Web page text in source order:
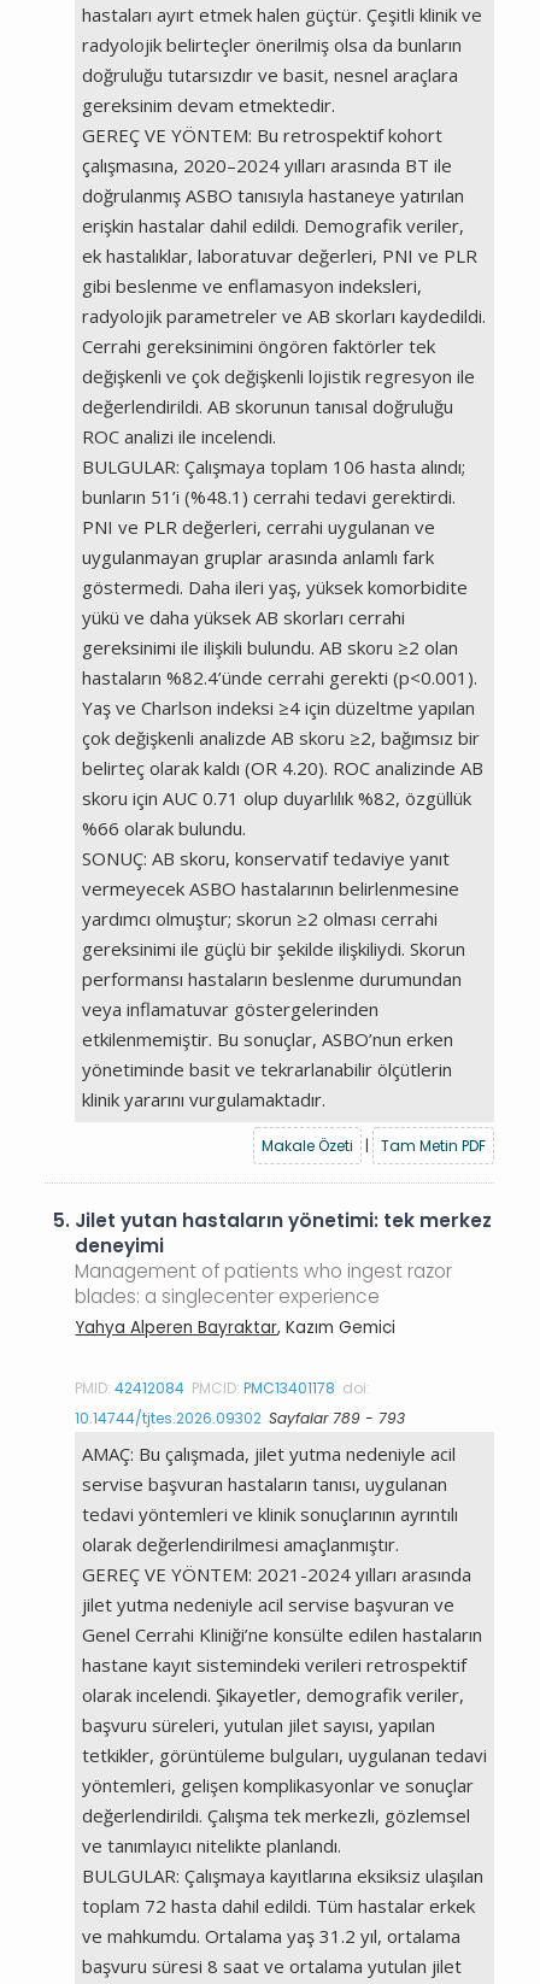
hastaları ayırt etmek halen güçtür. Çeşitli klinik ve
radyolojik belirteçler önerilmiş olsa da bunların
doğruluğu tutarsızdır ve basit, nesnel araçlara
gereksinim devam etmektedir.
GEREÇ VE YÖNTEM: Bu retrospektif kohort
çalışmasına, 2020–2024 yılları arasında BT ile
doğrulanmış ASBO tanısıyla hastaneye yatırılan
erişkin hastalar dahil edildi. Demografik veriler,
ek hastalıklar, laboratuvar değerleri, PNI ve PLR
gibi beslenme ve enflamasyon indeksleri,
radyolojik parametreler ve AB skorları kaydedildi.
Cerrahi gereksinimini öngören faktörler tek
değişkenli ve çok değişkenli lojistik regresyon ile
değerlendirildi. AB skorunun tanısal doğruluğu
ROC analizi ile incelendi.
BULGULAR: Çalışmaya toplam 106 hasta alındı;
bunların 51’i (%48.1) cerrahi tedavi gerektirdi.
PNI ve PLR değerleri, cerrahi uygulanan ve
uygulanmayan gruplar arasında anlamlı fark
göstermedi. Daha ileri yaş, yüksek komorbidite
yükü ve daha yüksek AB skorları cerrahi
gereksinimi ile ilişkili bulundu. AB skoru ≥2 olan
hastaların %82.4’ünde cerrahi gerekti (p<0.001).
Yaş ve Charlson indeksi ≥4 için düzeltme yapılan
çok değişkenli analizde AB skoru ≥2, bağımsız bir
belirteç olarak kaldı (OR 4.20). ROC analizinde AB
skoru için AUC 0.71 olup duyarlılık %82, özgüllük
%66 olarak bulundu.
SONUÇ: AB skoru, konservatif tedaviye yanıt
vermeyecek ASBO hastalarının belirlenmesine
yardımcı olmuştur; skorun ≥2 olması cerrahi
gereksinimi ile güçlü bir şekilde ilişkiliydi. Skorun
performansı hastaların beslenme durumundan
veya inflamatuvar göstergelerinden
etkilenmemiştir. Bu sonuçlar, ASBO’nun erken
yönetiminde basit ve tekrarlanabilir ölçütlerin
klinik yararını vurgulamaktadır.
Makale Özeti | Tam Metin PDF
5. Jilet yutan hastaların yönetimi: tek merkez
deneyimi
Management of patients who ingest razor
blades: a singlecenter experience
Yahya Alperen Bayraktar, Kazım Gemici
PMID:42412084 PMCID:PMC13401178 doi:
10.14744/tjtes.2026.09302 Sayfalar 789 - 793
AMAÇ: Bu çalışmada, jilet yutma nedeniyle acil
servise başvuran hastaların tanısı, uygulanan
tedavi yöntemleri ve klinik sonuçlarının ayrıntılı
olarak değerlendirilmesi amaçlanmıştır.
GEREÇ VE YÖNTEM: 2021-2024 yılları arasında
jilet yutma nedeniyle acil servise başvuran ve
Genel Cerrahi Kliniği’ne konsülte edilen hastaların
hastane kayıt sistemindeki verileri retrospektif
olarak incelendi. Şikayetler, demografik veriler,
başvuru süreleri, yutulan jilet sayısı, yapılan
tetkikler, görüntüleme bulguları, uygulanan tedavi
yöntemleri, gelişen komplikasyonlar ve sonuçlar
değerlendirildi. Çalışma tek merkezli, gözlemsel
ve tanımlayıcı nitelikte planlandı.
BULGULAR: Çalışmaya kayıtlarına eksiksiz ulaşılan
toplam 72 hasta dahil edildi. Tüm hastalar erkek
ve mahkumdu. Ortalama yaş 31.2 yıl, ortalama
başvuru süresi 8 saat ve ortalama yutulan jilet